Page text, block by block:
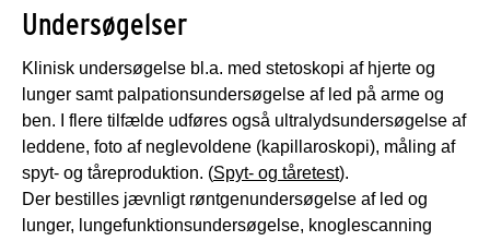
Undersøgelser
Klinisk undersøgelse bl.a. med stetoskopi af hjerte og
lunger samt palpationsundersøgelse af led på arme og
ben. I flere tilfælde udføres også ultralydsundersøgelse af
leddene, foto af neglevoldene (kapillaroskopi), måling af
spyt- og tåreproduktion. (Spyt- og tåretest).
Der bestilles jævnligt røntgenundersøgelse af led og
lunger, lungefunktionsundersøgelse, knoglescanning